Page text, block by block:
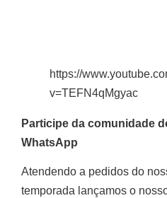
https://
v=TEFN4qMgyac
Participe da comunidade
WhatsApp
Atendendo a pedidos do
temporada lançamos o